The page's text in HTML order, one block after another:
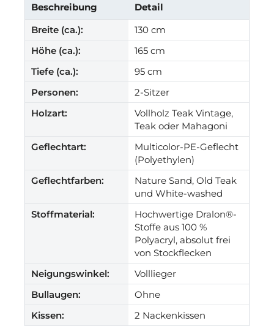
Beschreibung
Detail
Breite (ca.):
130 cm
Höhe (ca.):
165 cm
Tiefe (ca.):
95 cm
Personen:
2-Sitzer
Holzart:
Vollholz Teak Vintage,
Teak oder Mahagoni
Geflechtart:
Multicolor-PE-Geflecht
(Polyethylen)
Geflechtfarben:
Nature Sand, Old Teak
und White-washed
Stoffmaterial:
Hochwertige Dralon®-
Stoffe aus 100 %
Polyacryl, absolut frei
von Stockflecken
Neigungswinkel:
Volllieger
Bullaugen:
Ohne
Kissen:
2 Nackenkissen